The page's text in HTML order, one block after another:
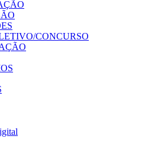
CONCURSO